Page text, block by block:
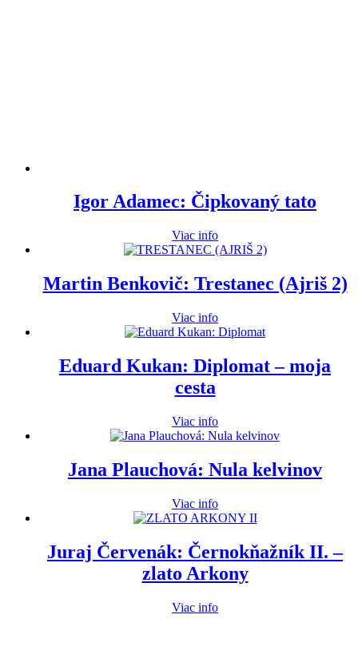
Igor Adamec: Čipkovaný tato
Viac info
Martin Benkovič: Trestanec (Ajriš 2)
Viac info
Eduard Kukan: Diplomat – moja
cesta
Viac info
Jana Plauchová: Nula kelvinov
Viac info
Juraj Červenák: Černokňažník II. –
zlato Arkony
Viac info